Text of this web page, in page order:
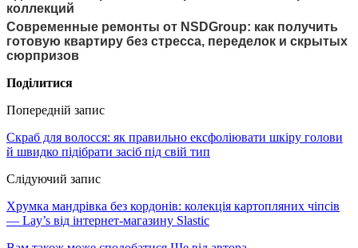
коллекций
Современные ремонты от NSDGroup: как получить
готовую квартиру без стресса, переделок и скрытых
сюрпризов
Поділитися
Попередній запис
Скраб для волосся: як правильно ексфоліювати шкіру голови
й швидко підібрати засіб під свій тип
Слідуючий запис
Хрумка мандрівка без кордонів: колекція картопляних чіпсів
— Lay’s від інтернет-магазину Slastic